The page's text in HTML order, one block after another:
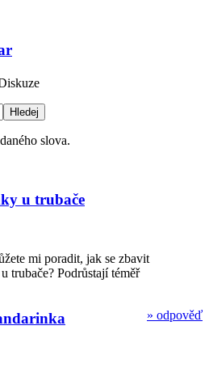
slova.
u trubače
mi poradit, jak se zbavit
trubače? Podrůstají téměř
» odpověď